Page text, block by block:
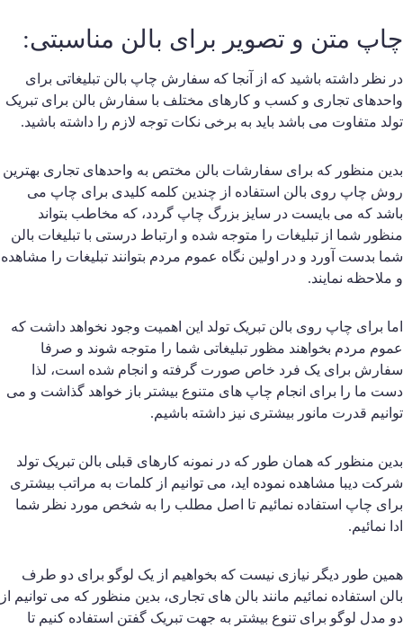
متن و تصویر برای بالن مناسبتی:
نظر داشته باشید که از آنجا که سفارش چاپ بالن تبلیغاتی برای
تجاری و کسب و کارهای مختلف با سفارش بالن برای تبریک
متفاوت می باشد باید به برخی نکات توجه لازم را داشته باشید.
منظور که برای سفارشات بالن مختص به واحدهای تجاری بهترین
چاپ روی بالن استفاده از چندین کلمه کلیدی برای چاپ می
که می بایست در سایز بزرگ چاپ گردد، که مخاطب بتواند
شما از تبلیغات را متوجه شده و ارتباط درستی با تبلیغات بالن
بدست آورد و در اولین نگاه عموم مردم بتوانند تبلیغات را مشاهده
ملاحظه نمایند.
برای چاپ روی بالن تبریک تولد این اهمیت وجود نخواهد داشت که
مردم بخواهند مظور تبلیغاتی شما را متوجه شوند و صرفا
برای یک فرد خاص صورت گرفته و انجام شده است، لذا
ما را برای انجام چاپ های متنوع بیشتر باز خواهد گذاشت و می
قدرت مانور بیشتری نیز داشته باشیم.
منظور که همان طور که در نمونه کارهای قبلی بالن تبریک تولد
دیبا مشاهده نموده اید، می توانیم از کلمات به مراتب بیشتری
چاپ استفاده نمائیم تا اصل مطلب را به شخص مورد نظر شما
نمائیم.
طور دیگر نیازی نیست که بخواهیم از یک لوگو برای دو طرف
استفاده نمائیم مانند بالن های تجاری، بدین منظور که می توانیم از
مدل لوگو برای تنوع بیشتر به جهت تبریک گفتن استفاده کنیم تا